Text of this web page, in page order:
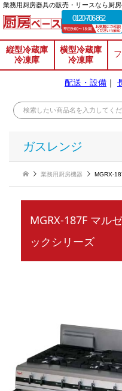
業務⽤厨房器具の販売・リースなら厨
0120-706-862
縦型冷蔵庫
冷凍庫
横型冷蔵庫
冷凍庫
配送・設備 ｜
ガスレンジ
業務用厨房機器 MGRX-
MGRX-187F マル
ックシリーズ